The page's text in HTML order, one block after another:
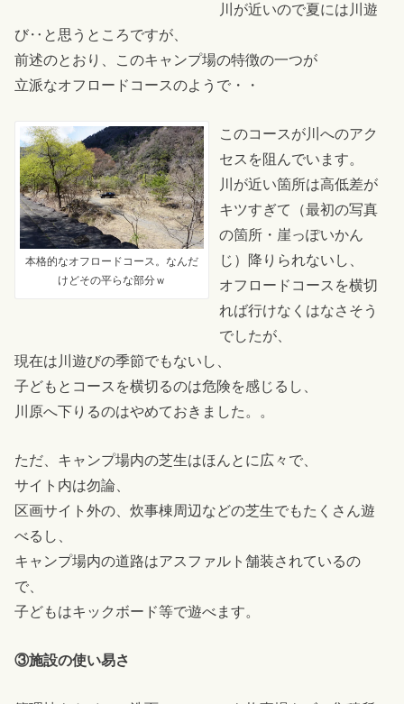
川が近いので夏には川遊
び‥と思うところですが、
前述のとおり、このキャンプ場の特徴の一つが
立派なオフロードコースのようで・・
本格的なオフロードコース。なんだ
けどその平らな部分ｗ
このコースが川へのアク
セスを阻んでいます。
川が近い箇所は高低差が
キツすぎて（最初の写真
の箇所・崖っぽいかん
じ）降りられないし、
オフロードコースを横切
れば行けなくはなさそう
でしたが、
現在は川遊びの季節でもないし、
子どもとコースを横切るのは危険を感じるし、
川原へ下りるのはやめておきました。。
ただ、キャンプ場内の芝生はほんとに広々で、
サイト内は勿論、
区画サイト外の、炊事棟周辺などの芝生でもたくさん遊
べるし、
キャンプ場内の道路はアスファルト舗装されているの
で、
子どもはキックボード等で遊べます。
③施設の使い易さ